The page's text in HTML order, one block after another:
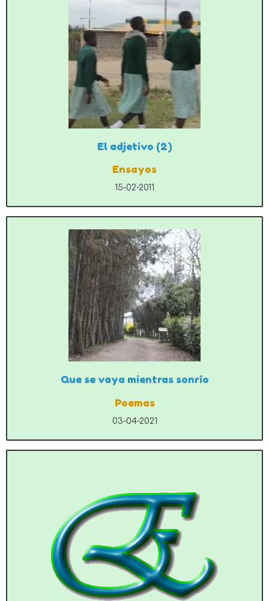
El adjetivo (2)
Ensayos
15-02-2011
Que se vaya mientras sonrío
Poemas
03-04-2021